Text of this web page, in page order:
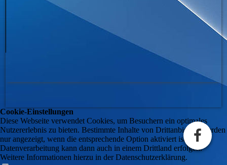
Cookie-Einstellungen
Diese Webseite verwendet Cookies, um Besuchern ein optimales
Nutzererlebnis zu bieten. Bestimmte Inhalte von Drittanbietern werden
nur angezeigt, wenn die entsprechende Option aktiviert ist. Die
Datenverarbeitung kann dann auch in einem Drittland erfolgen.
Weitere Informationen hierzu in der Datenschutzerklärung.